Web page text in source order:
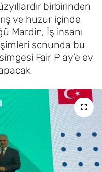
birbirinden
ve huzur içinde
Mardin, İş insanı
sonunda bu
Fair Play’e ev